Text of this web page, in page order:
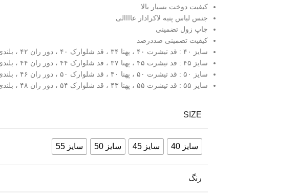
کیفیت دوخت بسیار بالا
جنس لباس پنبه لاکرادار عاااالی
چاپ زول تضمینی
کیفیت تضمینی صددرصد
سایز ۴۰ : قد تیشرت ۴۰ ، پهنا ۳۴ ، قد شلوارک ۴۰ ، دور ران ۴۲ ، بلندی فاق ۲۴
سایز ۴۵ : قد تیشرت ۴۵ ، پهنا ۳۷ ، قد شلوارک ۴۴ ، دور ران ۴۴ ، بلندی فاق ۲۷
سایز ۵۰ : قد تیشرت ۵۰ ، پهنا ۴۰ ، قد شلوارک ۵۰ ، دور ران ۴۶ ، بلندی فاق ۲۸
سایز ۵۵ : قد تیشرت ۵۵ ، پهنا ۴۳ ، قد شلوارک ۵۴ ، دور ران ۴۸ ، بلندی فاق ۲۹
SIZE
سایز 40 سایز 45 سایز 50 سایز 55
رنگ